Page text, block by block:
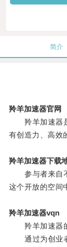
简介
羚羊加速器官网
羚羊加速器是
有创造力、高效
羚羊加速器下载
参与者来自不
这个开放的空间
羚羊加速器vqn
羚羊加速器的
通过为创业者